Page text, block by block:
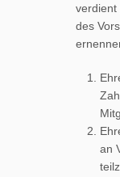
verdient
des
an